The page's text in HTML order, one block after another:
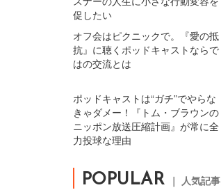
促したい
オフ会はピクニックで。『愛の抵
抗』に聴くポッドキャストならで
はの交流とは
ポッドキャストは“ガチ”でやらな
きゃダメー！『トム・ブラウンの
ニッポン放送圧縮計画』が常に全
力投球な理由
POPULAR ｜ 人気記事